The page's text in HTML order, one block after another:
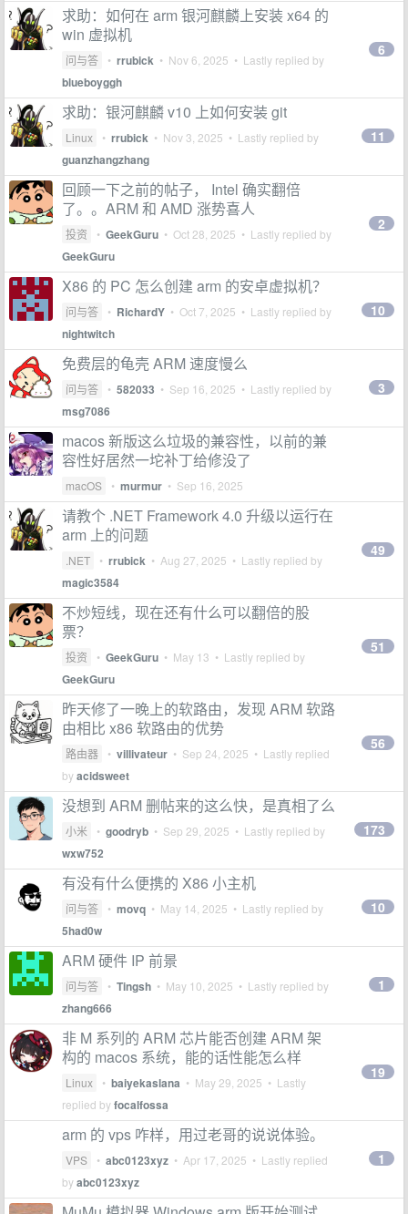
求助：如何在 arm 银河麒麟上安装 x64 的
win 虚拟机
问与答 • rrubick • Nov 6, 2025 • Lastly replied by
blueboyggh
6
求助：银河麒麟 v10 上如何安装 git
Linux • rrubick • Nov 3, 2025 • Lastly replied by
guanzhangzhang
11
回顾一下之前的帖子， Intel 确实翻倍
了。。ARM 和 AMD 涨势喜人
投资 • GeekGuru • Oct 28, 2025 • Lastly replied by
GeekGuru
2
X86 的 PC 怎么创建 arm 的安卓虚拟机？
问与答 • RichardY • Oct 7, 2025 • Lastly replied by
nightwitch
10
免费层的龟壳 ARM 速度慢么
问与答 • 582033 • Sep 16, 2025 • Lastly replied by
msg7086
3
macos 新版这么垃圾的兼容性，以前的兼
容性好居然一坨补丁给修没了
macOS • murmur • Sep 16, 2025
请教个 .NET Framework 4.0 升级以运行在
arm 上的问题
.NET • rrubick • Aug 27, 2025 • Lastly replied by
magic3584
49
不炒短线，现在还有什么可以翻倍的股
票？
投资 • GeekGuru • May 13 • Lastly replied by
GeekGuru
51
昨天修了一晚上的软路由，发现 ARM 软路
由相比 x86 软路由的优势
路由器 • villivateur • Sep 24, 2025 • Lastly replied
byacidsweet
56
没想到 ARM 删帖来的这么快，是真相了么
小米 • goodryb • Sep 29, 2025 • Lastly replied by
wxw752
173
有没有什么便携的 X86 小主机
问与答 • movq • May 14, 2025 • Lastly replied by
5had0w
10
ARM 硬件 IP 前景
问与答 • Tingsh • May 10, 2025 • Lastly replied by
zhang666
1
非 M 系列的 ARM 芯片能否创建 ARM 架
构的 macos 系统，能的话性能怎么样
Linux • baiyekaslana • May 29, 2025 • Lastly
replied byfocalfossa
19
arm 的 vps 咋样，用过老哥的说说体验。
VPS • abc0123xyz • Apr 17, 2025 • Lastly replied
byabc0123xyz
1